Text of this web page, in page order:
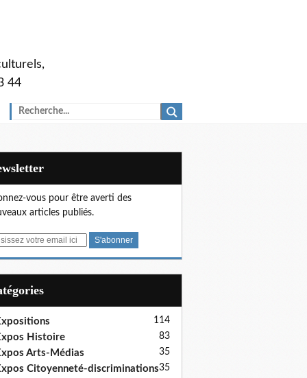
44
vous pour être averti des
articles publiés.
114
Histoire 83
Arts-Médias 35
Citoyenneté-discriminations35